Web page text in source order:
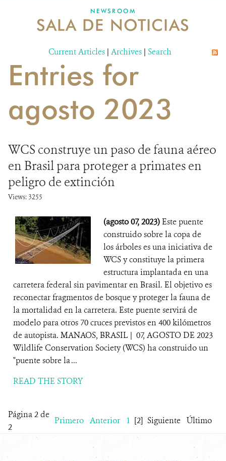
MECANISMO DE ATENCIÓN DE QUEJAS Y RECLAMOS
DONA
NEWSROOM
SALA DE NOTICIAS
Current Articles | Archives | Search
Entries for
agosto 2023
WCS construye un paso de fauna aéreo
en Brasil para proteger a primates en
peligro de extinción
Views: 3255
(agosto 07, 2023)Este puente
construido sobre la copa de
los árboles es una iniciativa de
WCS y constituye la primera
estructura implantada en una
carretera federal sin pavimentar en Brasil. El objetivo es
reconectar fragmentos de bosque y proteger la fauna de
la mortalidad en la carretera. Este puente servirá de
modelo para otros 70 cruces previstos en 400 kilómetros
de autopista. MANAOS, BRASIL | 07, AGOSTO DE 2023
Wildlife Conservation Society (WCS) ha construido un
"puente sobre la ...
READ THE STORY
Página 2 de
2
Primero Anterior 1 [2] Siguiente Último